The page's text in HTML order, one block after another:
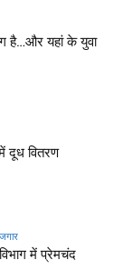
है…और यहां के युवा
दूध वितरण
में प्रेमचंद